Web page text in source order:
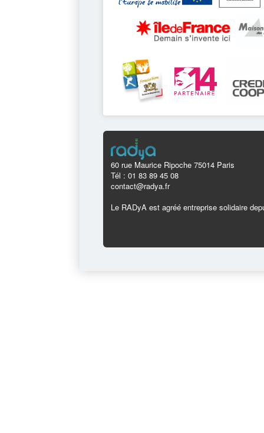
60 rue Maurice Ripoche 75014 Paris
Tél : 01 83 89 45 08
contact@radya.fr
Le RADyA est agréé entreprise solidaire